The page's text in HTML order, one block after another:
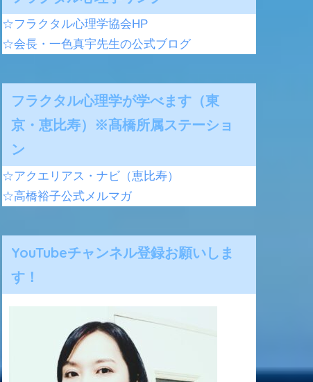
☆フラクタル心理学協会HP
☆会長・一色真宇先生の公式ブログ
フラクタル心理学が学べます（東
京・恵比寿）※髙橋所属ステーショ
ン
☆アクエリアス・ナビ（恵比寿）
☆高橋裕子公式メルマガ
YouTubeチャンネル登録お願いしま
す！